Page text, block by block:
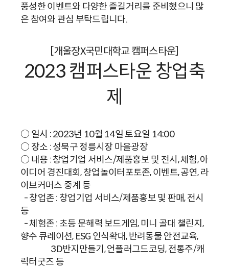
풍성한 이벤트와 다양한 즐길거리를 준비했으니 많
은 참여와 관심 부탁드립니다.
[개울장X국민대학교 캠퍼스타운]
2023 캠퍼스타운 창업축
제
○ 일시 : 2023년 10월 14일 토요일 14:00
○ 장소 : 성북구 정릉시장 마을광장
○ 내용 : 창업기업 서비스/제품홍보 및 전시, 체험, 아
이디어 경진대회, 창업놀이터포토존, 이벤트, 공연, 라
이브커머스 중계 등
- 창업존 : 창업기업 서비스/제품홍보 및 판매, 전시
등
- 체험존 : 초등 문해력 보드게임, 미니 골대 챌린지,
향수 큐레이션, ESG 인식확대, 반려동물 안전교육,
3D반지만들기, 언플러그드코딩, 전통주/캐
릭터굿즈 등